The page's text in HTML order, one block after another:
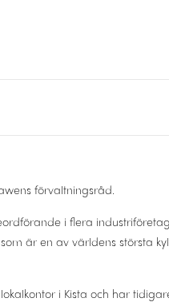
förvaltningsråd.
i flera
är en av världens största
i Kista och har